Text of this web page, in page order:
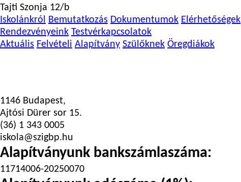
Tajti Szonja 12/b
Iskolánkról Bemutatkozás Dokumentumok Elérhetőségek
Rendezvényeink Testvérkapcsolatok
Aktuális Felvételi Alapítvány Szülőknek Öregdiákok
1146 Budapest,
Ajtósi Dürer sor 15.
(36) 1 343 0005
iskola@szigbp.hu
Alapítványunk bankszámlaszáma:
11714006-20250070